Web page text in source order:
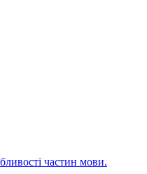
частин мови.